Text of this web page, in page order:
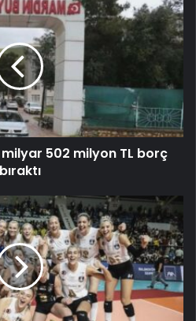
milyar 502 milyon TL borç
bıraktı